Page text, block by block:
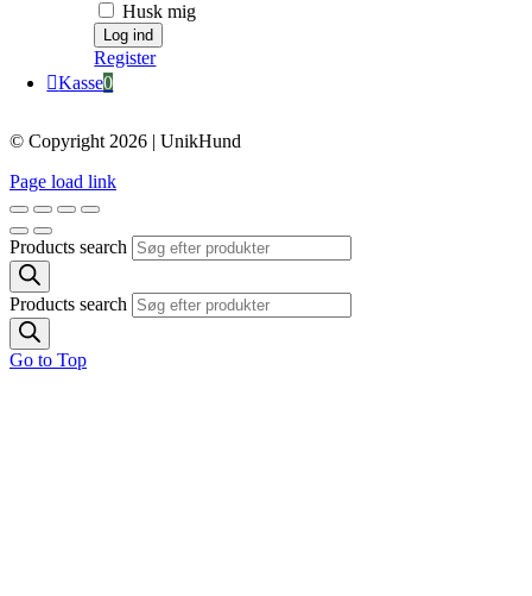
Husk mig
Register
Kasse0
© Copyright 2026 | UnikHund
Page load link
Products search
Products search
Go to Top